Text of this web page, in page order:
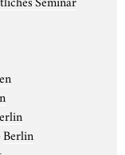
Berlin